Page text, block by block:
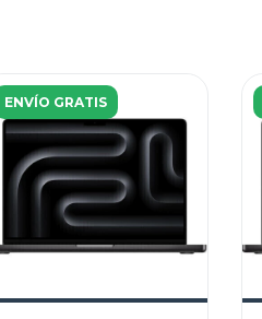
ENVÍO GRATIS